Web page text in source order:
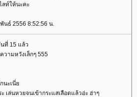
ลท์ให้นะคะ
นธ์ 2556 8:52:56 น.
ที่ 15 แล้ว
ามหวังเล็กๆ 555
กนะเนี่
เล่นหวยจนเข้ากระแสเลือดแล้วอ่ะ ฮ่าๆ